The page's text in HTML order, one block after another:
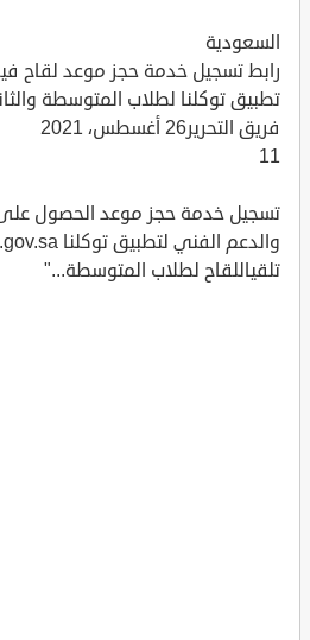
السعودية
تطبيق توكلنا لطلاب المتوسطة
فريق التحرير26 أغسطس، 2021
11
تسجيل خدمة حجز موعد الحصول
تلقياللقاح لطلاب المتوسطة..."